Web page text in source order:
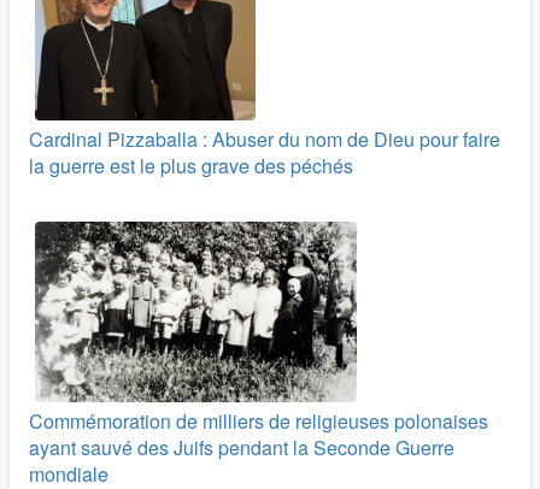
Cardinal Pizzaballa : Abuser du nom de Dieu pour faire
la guerre est le plus grave des péchés
Commémoration de milliers de religieuses polonaises
ayant sauvé des Juifs pendant la Seconde Guerre
mondiale